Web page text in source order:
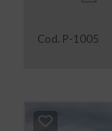
Cod. P-1005